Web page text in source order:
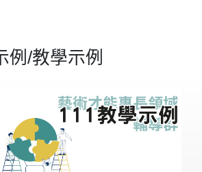
例/教學示例